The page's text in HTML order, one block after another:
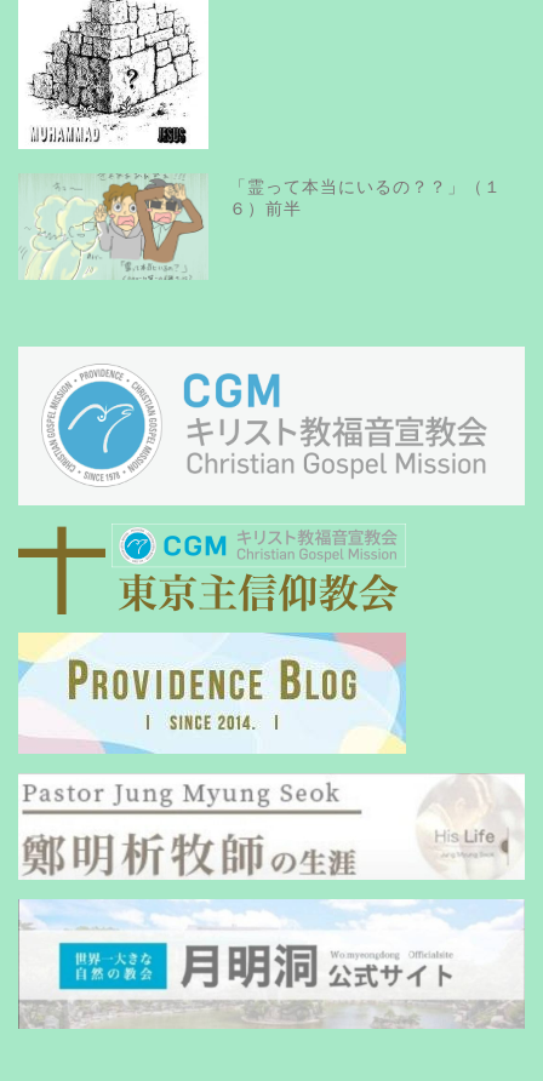
「霊って本当にいるの？？」（１
６）前半